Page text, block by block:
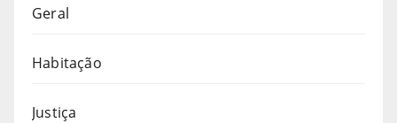
Geral
Habitação
Justiça